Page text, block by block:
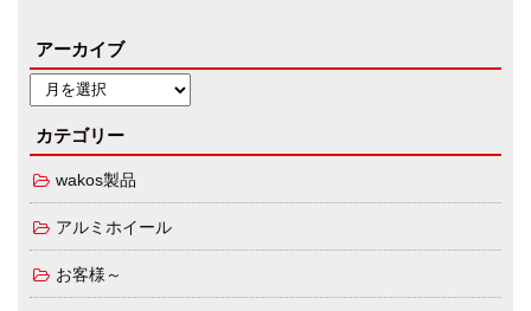
アーカイブ
カテゴリー
wakos製品
アルミホイール
お客様～